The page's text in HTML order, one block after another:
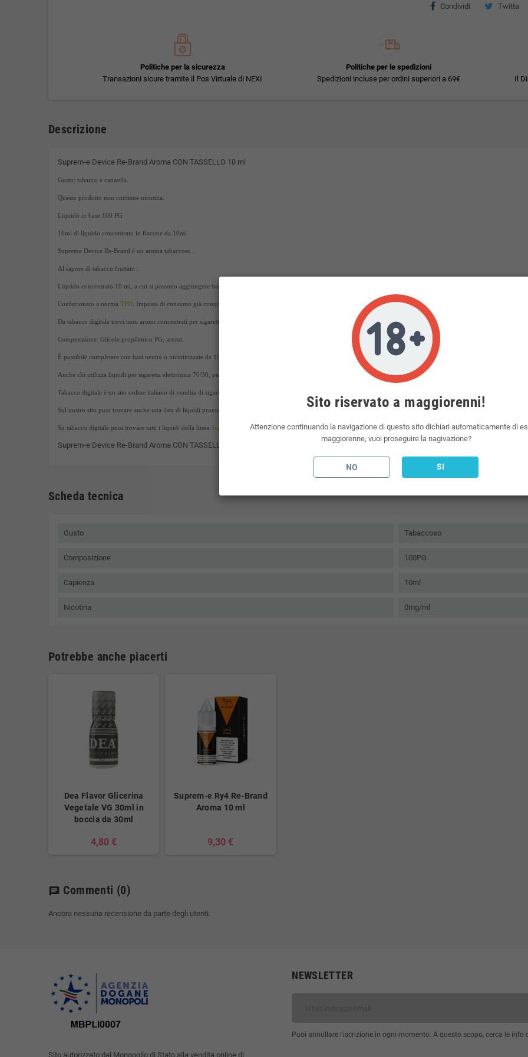
Condividi Twitta
Politiche per la sicurezza
Transazioni sicure tramite il Pos Virtuale di NEXI
Politiche per le spedizioni
Spedizioni incluse per ordini superiori a 69€
Il
Descrizione
Suprem-e Device Re-Brand Aroma CON TASSELLO 10 ml
Gusto: tabacco e cannella.
Questo prodotto non contiene nicotina.
Liquido in base 100 PG
10ml di liquido concentrato in flacone da 10ml.
Supreme Device Re-Brand è un aroma tabaccoso .
Al sapore di tabacco fruttato .
Liquido concentrato 10 ml, a cui si possono aggiungere basette di nicotina da 10ml per raggiungere la percentuale desiderata.
Confezionato a norma TPD . Imposta di consumo già compresa nel prezzo del liquido scomposto.
Da tabacco digitale trovi tanti aromi concentrati per sigaretta elettronica presenti sul mercato. Suprem-e è un marchio del mondo dello svapo.
Composizione: Glicole propilenico PG, aromi.
È possibile completare con basi neutre o nicotinizzate da 10ml con gradazione in base alle vostre esigenze.
Anche chi utilizza liquidi per sigaretta elettronica 70/30, per atomizzatori da polmone, otterrà un gusto intenso con una maggiore percentuale di glicerolo vegetale.
Tabacco digitale è un sito online italiano di vendita di sigarette elettroniche, liquidi per sigarette elettroniche, aromi e basi neutre per sigaretta elettronica.
Sul nostro sito puoi trovare anche una lista di liquidi pronti 10ml.
Su tabacco digitale puoi trovare tutti i liquidi della linea Suprem-e
Suprem-e Device Re-Brand Aroma CON TASSELLO 10 ml
Scheda tecnica
Gusto Tabaccoso
Composizione 100PG
Capienza 10ml
Nicotina 0mg/ml
Potrebbe anche piacerti
Dea Flavor Glicerina
Vegetale VG 30ml in
boccia da 30ml
4,80 €
Suprem-e Ry4 Re-Brand
Aroma 10 ml
9,30 €
chat Commenti (0)
Ancora nessuna recensione da parte degli utenti.
Sito autorizzato dal Monopolio di Stato alla vendita online di
NEWSLETTER
Puoi annullare l'iscrizione in ogni momento. A questo scopo, cerca le info
Sito riservato a maggiorenni!
Attenzione continuando la navigazione di questo sito dichiari automaticamente di
maggiorenne, vuoi proseguire la nagivazione?
NO SI